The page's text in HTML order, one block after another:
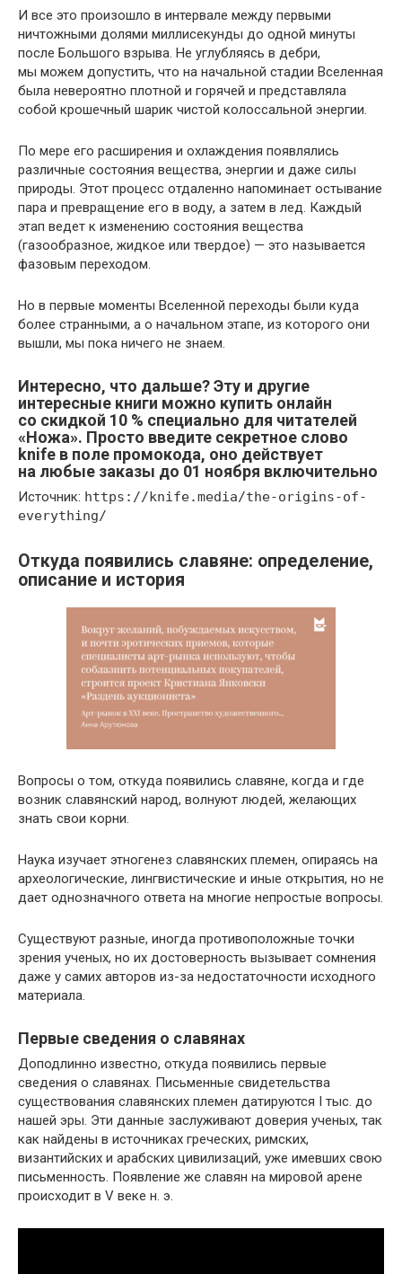
И все это произошло в интервале между первыми
ничтожными долями миллисекунды до одной минуты
после Большого взрыва. Не углубляясь в дебри,
мы можем допустить, что на начальной стадии Вселенная
была невероятно плотной и горячей и представляла
собой крошечный шарик чистой колоссальной энергии.
По мере его расширения и охлаждения появлялись
различные состояния вещества, энергии и даже силы
природы. Этот процесс отдаленно напоминает остывание
пара и превращение его в воду, а затем в лед. Каждый
этап ведет к изменению состояния вещества
(газообразное, жидкое или твердое) — это называется
фазовым переходом.
Но в первые моменты Вселенной переходы были куда
более странными, а о начальном этапе, из которого они
вышли, мы пока ничего не знаем.
Интересно, что дальше? Эту и другие
интересные книги можно купить онлайн
со скидкой 10 % специально для читателей
«Ножа». Просто введите секретное слово
knife в поле промокода, оно действует
на любые заказы до 01 ноября включительно
Источник: https://knife.media/the-origins-of-
everything/
Откуда появились славяне: определение,
описание и история
Вопросы о том, откуда появились славяне, когда и где
возник славянский народ, волнуют людей, желающих
знать свои корни.
Наука изучает этногенез славянских племен, опираясь на
археологические, лингвистические и иные открытия, но не
дает однозначного ответа на многие непростые вопросы.
Существуют разные, иногда противоположные точки
зрения ученых, но их достоверность вызывает сомнения
даже у самих авторов из-за недостаточности исходного
материала.
Первые сведения о славянах
Доподлинно известно, откуда появились первые
сведения о славянах. Письменные свидетельства
существования славянских племен датируются I тыс. до
нашей эры. Эти данные заслуживают доверия ученых, так
как найдены в источниках греческих, римских,
византийских и арабских цивилизаций, уже имевших свою
письменность. Появление же славян на мировой арене
происходит в V веке н. э.